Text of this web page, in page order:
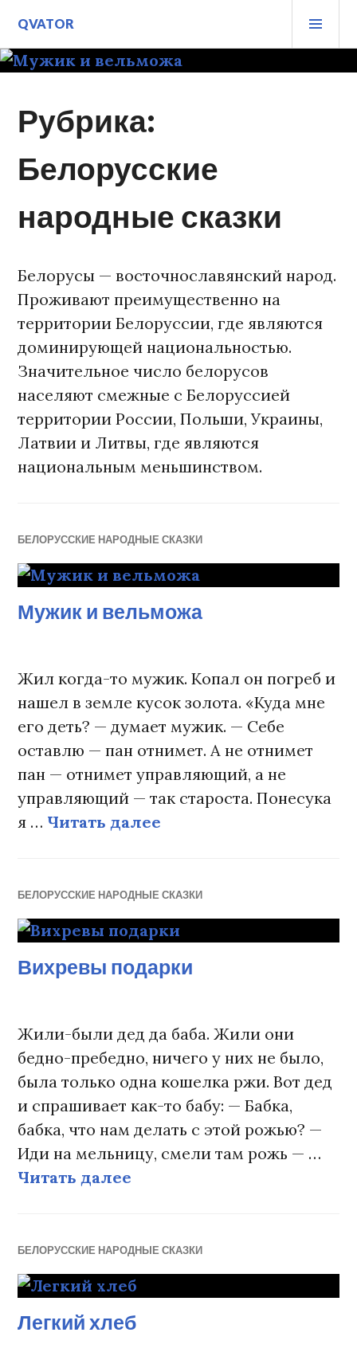
содержимому
QVATOR
Рубрика:
Белорусские
народные сказки
Белорусы — восточнославянский народ.
Проживают преимущественно на
территории Белоруссии, где являются
доминирующей национальностью.
Значительное число белорусов
населяют смежные с Белоруссией
территории России, Польши, Украины,
Латвии и Литвы, где являются
национальным меньшинством.
БЕЛОРУССКИЕ НАРОДНЫЕ СКАЗКИ
Мужик и вельможа
Жил когда-то мужик. Копал он погреб и
нашел в земле кусок золота. «Куда мне
его деть? — думает мужик. — Себе
оставлю — пан отнимет. А не отнимет
пан — отнимет управляющий, а не
управляющий — так староста. Понесука
я … Читать далее
БЕЛОРУССКИЕ НАРОДНЫЕ СКАЗКИ
Вихревы подарки
Жили-были дед да баба. Жили они
бедно-пребедно, ничего у них не было,
была только одна кошелка ржи. Вот дед
и спрашивает как-то бабу: — Бабка,
бабка, что нам делать с этой рожью? —
Иди на мельницу, смели там рожь — …
Читать далее
БЕЛОРУССКИЕ НАРОДНЫЕ СКАЗКИ
Легкий хлеб